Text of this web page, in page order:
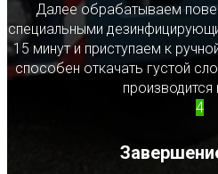
Далее обрабатываем
специальными
15 минут и приступаем к
способен откачать густой
4